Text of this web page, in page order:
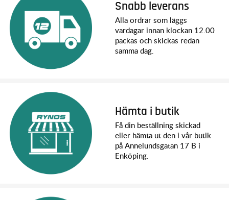
Snabb leverans
Alla ordrar som läggs
vardagar innan klockan 12.00
packas och skickas redan
samma dag.
Hämta i butik
Få din beställning skickad
eller hämta ut den i vår butik
på Annelundsgatan 17 B i
Enköping.